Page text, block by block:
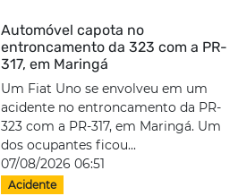
Automóvel capota no
entroncamento da 323 com a PR-
317, em Maringá
Um Fiat Uno se envolveu em um
acidente no entroncamento da PR-
323 com a PR-317, em Maringá. Um
dos ocupantes ficou...
07/08/2026 06:51
Acidente